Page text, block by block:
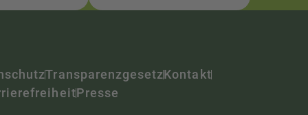
TransparenzgesetzKontakt
Presse